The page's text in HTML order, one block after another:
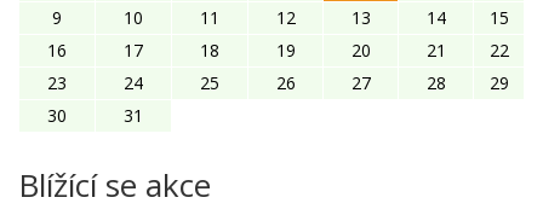
9
10 11 12 13 14
15
16
17 18 19 20 21
22
23
24 25 26 27 28
29
30
31
Blížící se akce